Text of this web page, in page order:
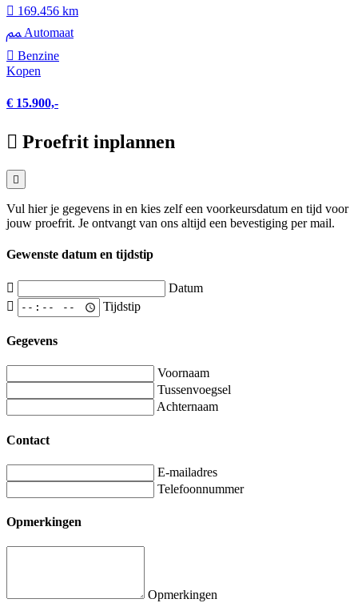
169.456 km
Automaat
Benzine
Kopen
€ 15.900,-
Proefrit inplannen
Vul hier je gegevens in en kies zelf een voorkeursdatum en tijd voor
jouw proefrit. Je ontvangt van ons altijd een bevestiging per mail.
Gewenste datum en tijdstip
Datum
Tijdstip
Gegevens
Voornaam
Tussenvoegsel
Achternaam
Contact
E-mailadres
Telefoonnummer
Opmerkingen
Opmerkingen